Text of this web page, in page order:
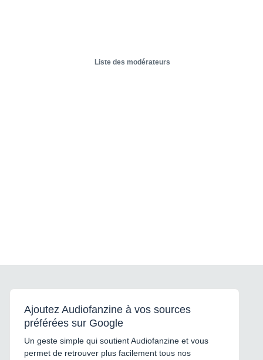
Liste des modérateurs
Ajoutez Audiofanzine à vos sources
préférées sur Google
Un geste simple qui soutient Audiofanzine et vous
permet de retrouver plus facilement tous nos